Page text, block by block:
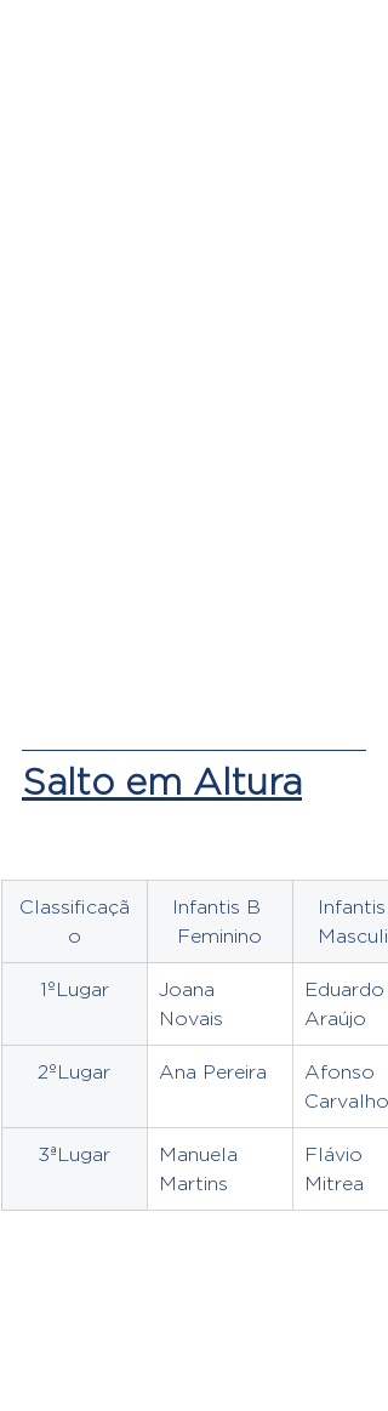
Salto em Altura
Classificaçã
o
Infantis B
Feminino
Infantis
1ºLugar
Joana
Novais
Eduardo
Araújo
2ºLugar Ana Pereira
Afonso
Carvalho
3ªLugar
Manuela
Martins
Flávio
Mitrea